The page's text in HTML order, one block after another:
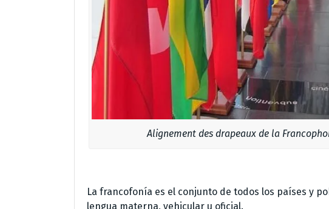
Alignement des drapeaux de la
La francofonía es el conjunto de todos los países y
lengua materna, vehicular u oficial.